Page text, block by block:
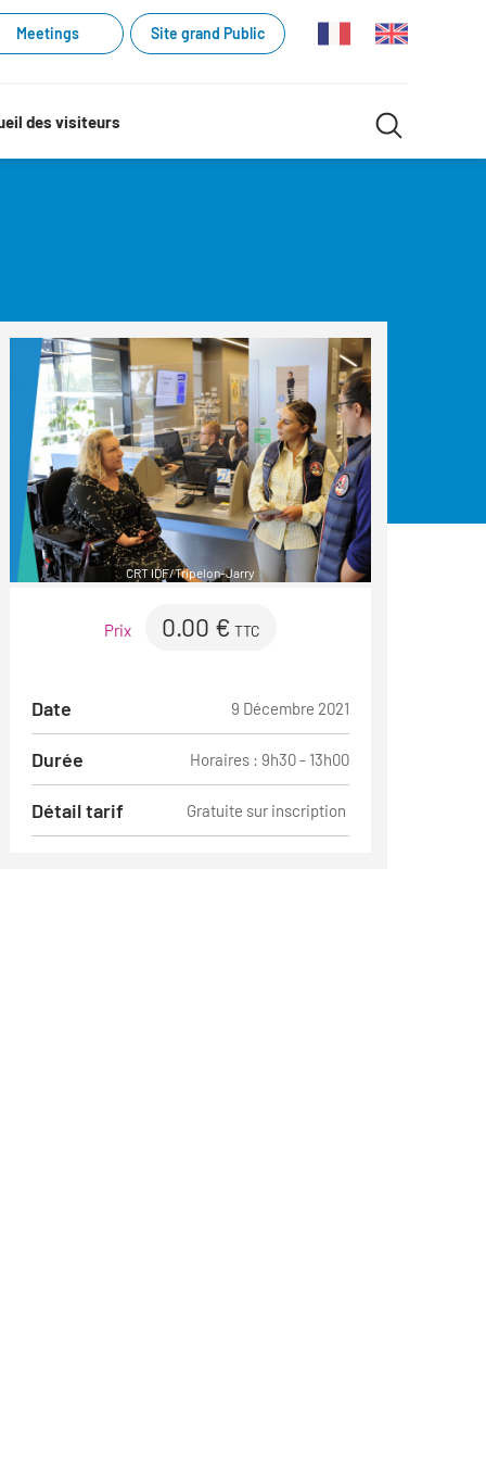
Meetings Site grand Public
des visiteurs Recherche
CRT IDF/Tripelon-Jarry
Prix 0.00 € TTC
Date 9 Décembre 2021
Durée Horaires : 9h30 - 13h00
Détail tarif Gratuite sur inscription